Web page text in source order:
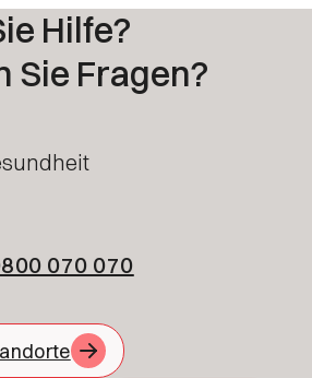
Hilfe?
Sie Fragen?
070 070